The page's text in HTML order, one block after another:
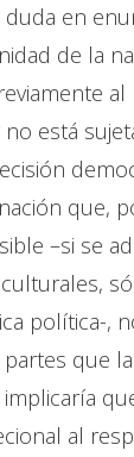
duda en
de la
está
que,
–si se
política-,
que
al